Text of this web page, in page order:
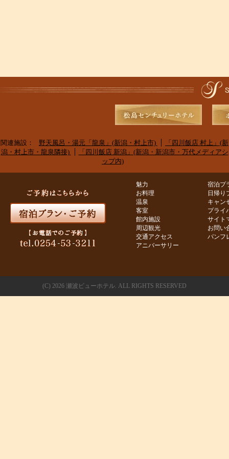
関連施設： 野天風呂・湯元「龍泉」(新潟・村上市)
「四川飯店 村上」(新
潟・村上市・龍泉隣接)
「四川飯店 新潟」(新潟・新潟市・万代メディアシ
ップ内)
魅力
お料理
温泉
客室
館内施設
周辺観光
交通アクセス
アニバーサリー
宿泊プ
日帰り
キャン
プライ
サイト
お問い
パンフ
(C) 2026 瀬波ビューホテル. ALL RIGHTS RESERVED